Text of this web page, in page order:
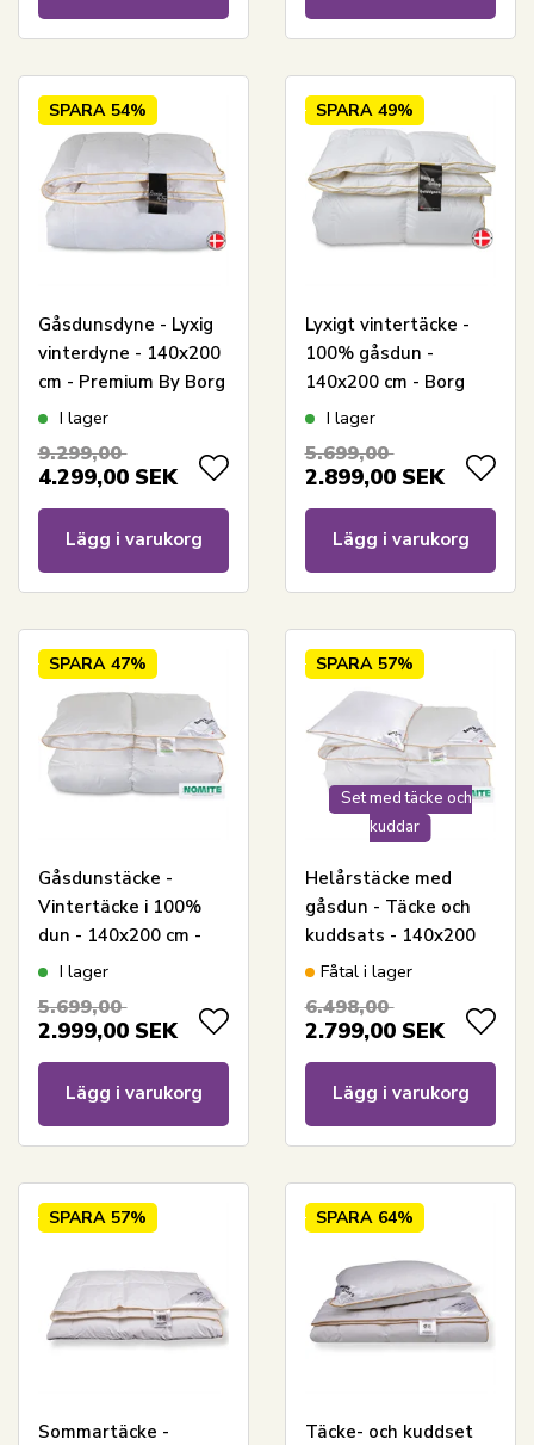
SPARA 54%
Gåsdunsdyne - Lyxig
vinterdyne - 140x200
cm - Premium By Borg
- Gulddynen extra
I lager
9.299,00
4.299,00 SEK
Lägg i varukorg
SPARA 49%
Lyxigt vintertäcke -
100% gåsdun -
140x200 cm - Borg
Living Gulddynen
I lager
5.699,00
2.899,00 SEK
Lägg i varukorg
SPARA 47%
Gåsdunstäcke -
Vintertäcke i 100%
dun - 140x200 cm -
Borg Living
I lager
5.699,00
2.999,00 SEK
Lägg i varukorg
Set med täcke och
kuddar
SPARA 57%
Helårstäcke med
gåsdun - Täcke och
kuddsats - 140x200
cm + kudde 60x63 cm
gåsdunstäcke
Fåtal i lager
6.498,00
2.799,00 SEK
Lägg i varukorg
SPARA 57%
Sommartäcke -
SPARA 64%
Täcke- och kuddset